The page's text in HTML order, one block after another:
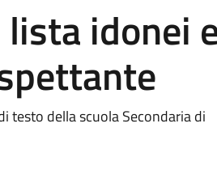
idonei
testo della scuola Secondaria di